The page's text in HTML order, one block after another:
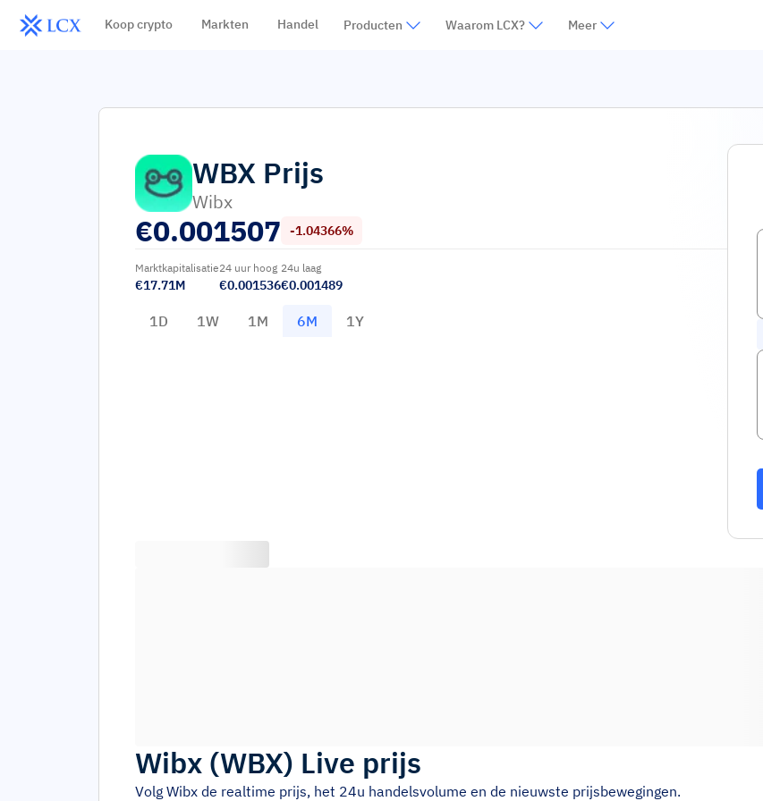
Koop crypto Markten Handel Producten Waarom LCX? Meer
WBX Prijs
Wibx
€0.001507 -1.04366%
Marktkapitalisatie
€17.71M
24 uur hoog
€0.001536
24u laag
€0.001489
1D 1W 1M 6M 1Y
Wibx (WBX) Live prijs
Volg Wibx de realtime prijs, het 24u handelsvolume en de nieuwste prijsbewegingen.